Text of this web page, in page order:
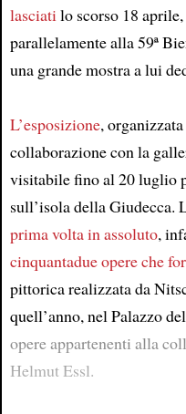
lasciatilo scorso 18
parallelamente alla 59ª
una grande mostra a lui
L’esposizione,
collaborazione con la
visitabile fino al 20 luglio
sull’isola della Giudecca.
prima volta in assoluto,
cinquantadue opere che
pittorica realizzata da
quell’anno, nel Palazzo
opere appartenenti alla
Helmut Essl.